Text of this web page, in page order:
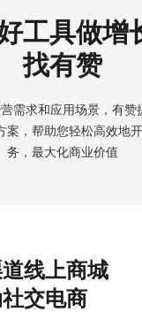
工具做增
找有赞
需求和应用场景，有赞
案， 帮助您轻松高效地
务，最大化商业价值
线上商城
交电商